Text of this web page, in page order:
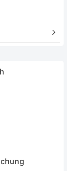
thí nghiệm):